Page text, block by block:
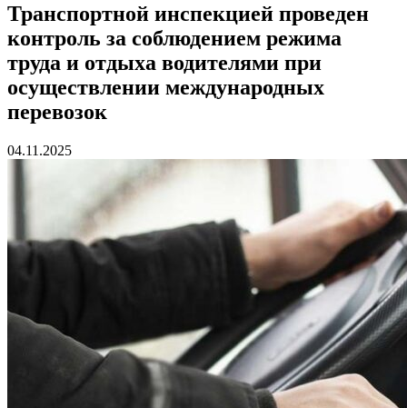
Транспортной инспекцией проведен
контроль за соблюдением режима
труда и отдыха водителями при
осуществлении международных
перевозок
04.11.2025